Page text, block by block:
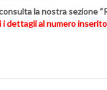
la nostra sezione
dettagli al numero